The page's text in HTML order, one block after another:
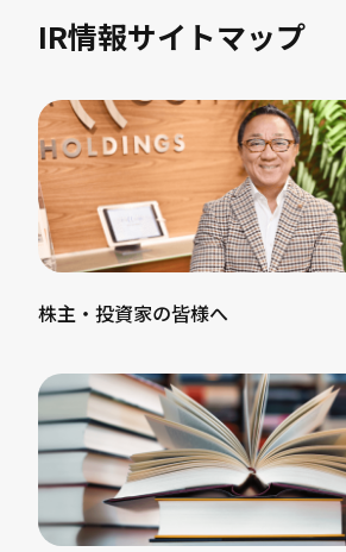
IR情報サイトマップ
株主・投資家の皆様へ